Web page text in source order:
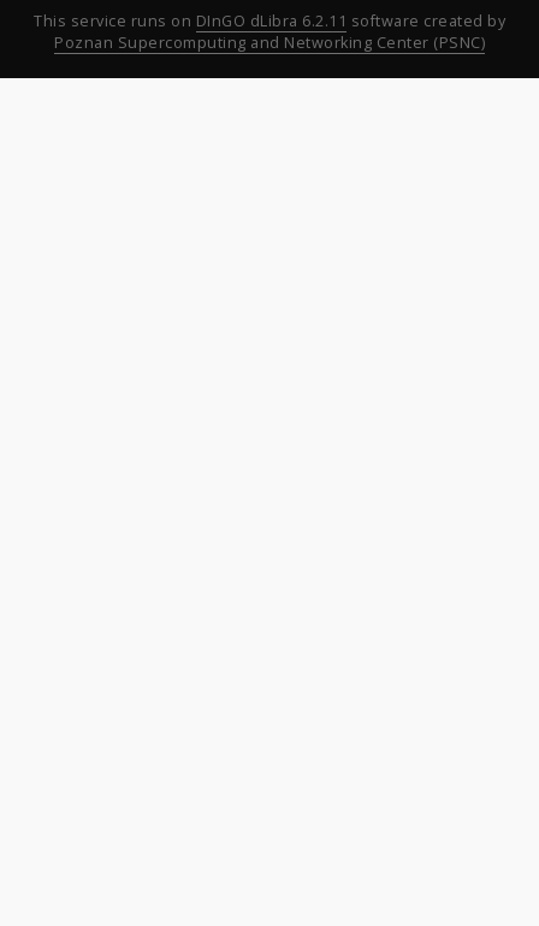
This service runs on DInGO dLibra 6.2.11 software created by
Poznan Supercomputing and Networking Center (PSNC)